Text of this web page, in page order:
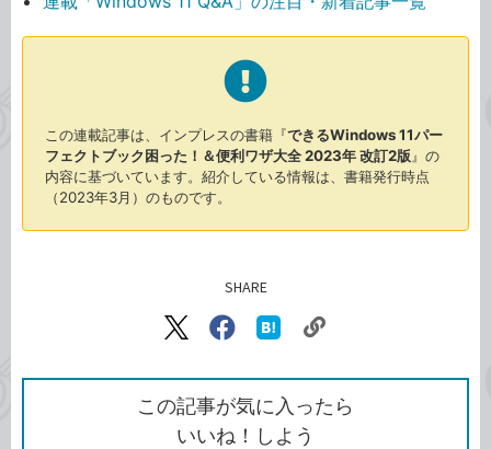
この連載記事は、インプレスの書籍『できるWindows 11パー
フェクトブック困った！＆便利ワザ大全 2023年 改訂2版』の
内容に基づいています。紹介している情報は、書籍発行時点
（2023年3月）のものです。
SHARE
X（旧
で
シ
ェ
ア
Facebook
シ
ェ
ア
な
ブ
ッ
ク
ク
を
コ
この記事が気に入ったら
いいね！しよう